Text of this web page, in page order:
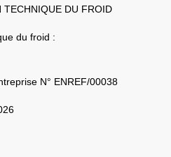
TECHNIQUE DU FROID
du froid :
N° ENREF/00038